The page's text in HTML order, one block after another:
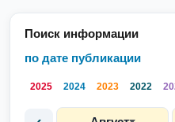
Поиск информации
по дате публикации
2025 2024 2023 2022